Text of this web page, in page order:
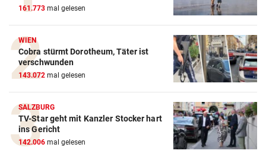
161.773 mal gelesen
WIEN
Cobra stürmt Dorotheum, Täter ist
verschwunden
143.072 mal gelesen
SALZBURG
TV-Star geht mit Kanzler Stocker hart
ins Gericht
142.006 mal gelesen